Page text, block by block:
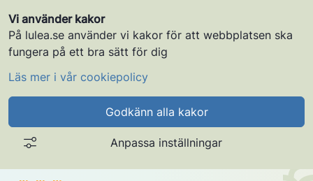
Vi använder kakor
På lulea.se använder vi kakor för att webbplatsen ska
fungera på ett bra sätt för dig
Läs mer i vår cookiepolicy
Godkänn alla kakor
Anpassa inställningar